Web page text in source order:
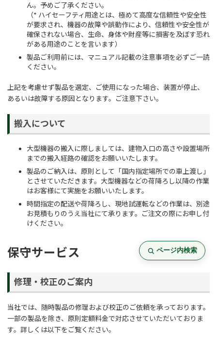
ページ内検索
ん。予めご了承ください。
（* ハイセーフティ用途とは、極めて高度な信頼性や安全性
が要求され、機器の故障や誤動作により、信頼性や安全性が
確保されない場合、生命、身体や財産等に損害を及ぼす恐れ
がある用途のことを言います）
製品ご利用前には、マニュアル記載の注意事項を必ずご一読
ください。
上記を考慮せず製品を選定、ご使用になった場合、装置が停止、
あるいは故障する原因となります。ご注意下さい。
搬入について
大型機器の搬入に際しましては、建物入口の高さや設置場所
までの搬入経路の確認をお願いいたします。
製品のご納入は、原則として「国内指定場所での車上渡し」
とさせていただきます。大型機器などの荷降ろし以降の作業
はお客様にて実施をお願いいたします。
時間指定の配送や荷降ろし、現地試運転などの作業は、別途
お見積もりのうえ当社にて承ります。ご注文の際にお申し付
けください。
保守サービス
修理・校正のご案内
当社では、随時製品の修理および校正のご依頼を承っております。
一部の製品を除き、原則定額料金で対応させていただいておりま
す。詳しくは以下をご覧ください。